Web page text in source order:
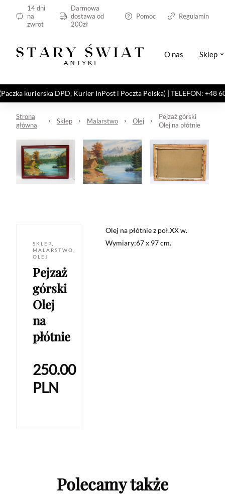
14 dni
na
zwrot
Darmowa
dostawa od
200zł
Pomoc Regulamin
O nas Sklep
kurierska DPD, Kurier InPost i Poczta Polska) | TELEFON: +48
Strona
główna
Sklep Malarstwo Olej
Pejzaż górski
Olej na płótnie
SKLEP
MALARSTWO
OLEJ
Pejzaż
górski
Olej
na
płótnie
250.00
PLN
Olej na płótnie z poł.XX w.
Wymiary;67 x 97 cm.
Polecamy także